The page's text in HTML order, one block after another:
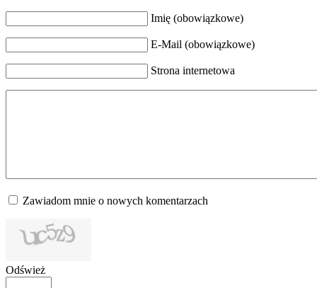
Imię (obowiązkowe)
E-Mail (obowiązkowe)
Strona internetowa
Zawiadom mnie o nowych komentarzach
Odśwież